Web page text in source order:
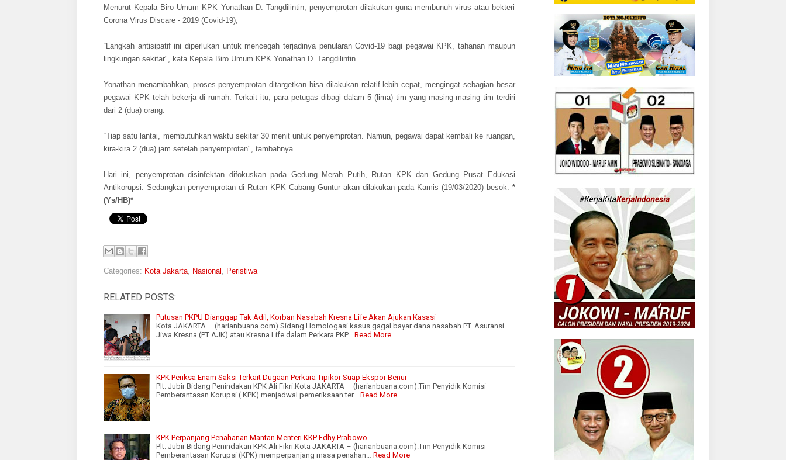
Menurut Kepala Biro Umum KPK Yonathan D. Tangdilintin, penyemprotan dilakukan guna membunuh virus atau bekteri
Corona Virus Discare - 2019 (Covid-19),
“Langkah antisipatif ini diperlukan untuk mencegah terjadinya penularan Covid-19 bagi pegawai KPK, tahanan maupun
lingkungan sekitar", kata Kepala Biro Umum KPK Yonathan D. Tangdilintin.
Yonathan menambahkan, proses penyemprotan ditargetkan bisa dilakukan relatif lebih cepat, mengingat sebagian besar
pegawai KPK telah bekerja di rumah. Terkait itu, para petugas dibagi dalam 5 (lima) tim yang masing-masing tim terdiri
dari 2 (dua) orang.
“Tiap satu lantai, membutuhkan waktu sekitar 30 menit untuk penyemprotan. Namun, pegawai dapat kembali ke ruangan,
kira-kira 2 (dua) jam setelah penyemprotan", tambahnya.
Hari ini, penyemprotan disinfektan difokuskan pada Gedung Merah Putih, Rutan KPK dan Gedung Pusat Edukasi
Antikorupsi. Sedangkan penyemprotan di Rutan KPK Cabang Guntur akan dilakukan pada Kamis (19/03/2020) besok. *
(Ys/HB)*
Categories: Kota Jakarta Nasional Peristiwa
RELATED POSTS:
Putusan PKPU Dianggap Tak Adil, Korban Nasabah Kresna Life Akan Ajukan Kasasi
Kota JAKARTA – (harianbuana.com).Sidang Homologasi kasus gagal bayar dana nasabah PT. Asuransi
Jiwa Kresna (PT AJK) atau Kresna Life dalam Perkara PKP…
Read More
KPK Periksa Enam Saksi Terkait Dugaan Perkara Tipikor Suap Ekspor Benur
Plt. Jubir Bidang Penindakan KPK Ali Fikri.Kota JAKARTA – (harianbuana.com).Tim Penyidik Komisi
Pemberantasan Korupsi ( KPK) menjadwal pemeriksaan ter…
Read More
KPK Perpanjang Penahanan Mantan Menteri KKP Edhy Prabowo
Plt. Jubir Bidang Penindakan KPK Ali Fikri.Kota JAKARTA – (harianbuana.com).Tim Penyidik Komisi
Pemberantasan Korupsi (KPK) memperpanjang masa penahan…
Read More